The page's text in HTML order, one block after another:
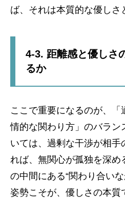
ば、それは本質的な優しさ
4-3. 距離感と優しさ
るか
ここで重要になるのが、
情的な関わり方」のバラン
いては、過剰な干渉が相手
れば、無関心が孤独を深め
の中間にある“関わり合い
姿勢こそが、優しさの本質